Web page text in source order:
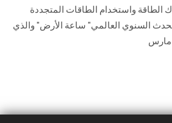
الطاقة واستخدام الطاقات المتجددة
السنوي العالمي" ساعة الأرض" والذي
مارس